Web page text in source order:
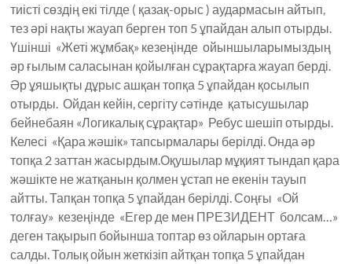
тиісті сөздің екі тілде ( қазақ-орыс ) аудармасын айтып,
тез әрі нақты жауап берген топ 5 ұпайдан алып отырды.
Үшінші «Жеті жұмбақ» кезеңінде ойыншыларымыздың
әр ғылым саласынан қойылған сұрақтарға жауап берді.
Әр ұяшықты дұрыс ашқан топқа 5 ұпайдан қосылып
отырды. Ойдан кейін, сергіту сәтінде қатысушылар
бейнебаян «Логикалық сұрақтар» Ребус шешіп отырды.
Келесі «Қара жәшік» тапсырмалары берілді. Онда әр
топқа 2 заттан жасырдым.Оқушылар мұқият тындап қара
жәшікте не жатқанын қолмен ұстап не екенін тауып
айтты. Тапқан топқа 5 ұпайдан берілді. Соңғы «Ой
толғау» кезеңінде «Егер де мен ПРЕЗИДЕНТ болсам…»
деген тақырып бойынша топтар өз ойларын ортаға
салды. Толық ойын жеткізіп айтқан топқа 5 ұпайдан